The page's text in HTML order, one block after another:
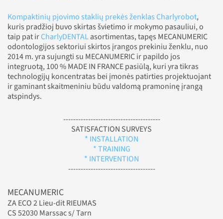
Kompaktinių pjovimo staklių prekės ženklas Charlyrobot,
kuris pradžioj buvo skirtas švietimo ir mokymo pasauliui, o
taip pat irCharlyDENTALasortimentas, tapęs MECANUMERIC
odontologijos sektoriui skirtos įrangos prekiniu ženklu, nuo
2014 m. yra sujungti su MECANUMERIC ir papildo jos
integruotą, 100 % MADE IN FRANCE pasiūlą, kuri yra tikras
technologijų koncentratas bei įmonės patirties projektuojant
ir gaminant skaitmeniniu būdu valdomą pramoninę įrangą
atspindys.
---------------------------------------
SATISFACTION SURVEYS
* INSTALLATION
* TRAINING
* INTERVENTION
-----------------------------------
MECANUMERIC
ZA ECO 2 Lieu-dit RIEUMAS
CS 52030 Marssac s/ Tarn